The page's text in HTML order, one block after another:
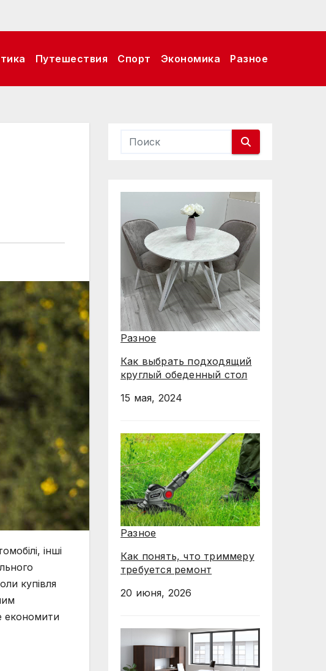
Путешествия Спорт Экономика Разное
інші
купівля
економити
Разное
Как выбрать подходящий
круглый обеденный стол
15 мая, 2024
Разное
Как понять, что триммеру
требуется ремонт
20 июня, 2026